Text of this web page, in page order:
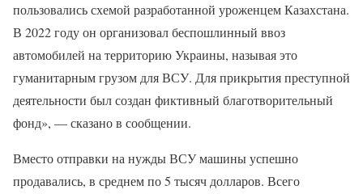
пользовались схемой разработанной уроженцем Казахстана.
В 2022 году он организовал беспошлинный ввоз
автомобилей на территорию Украины, называя это
гуманитарным грузом для ВСУ. Для прикрытия преступной
деятельности был создан фиктивный благотворительный
фонд», — сказано в сообщении.
Вместо отправки на нужды ВСУ машины успешно
продавались, в среднем по 5 тысяч долларов. Всего